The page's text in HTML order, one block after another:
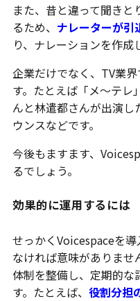
また、昔と違って聞き
るため、 ナレーターが引
り、ナレーションを作成
企業だけでなく、TV業
す。たとえば「メ～テレ
んと林遣都さんが出演
ウンスなどです。
今後もますます、
るでしょう。
効果的に運用するには
せっかくVoicespaceを
なければ意味がありま
体制を整備し、定期的な
す。たとえば、 役割分担